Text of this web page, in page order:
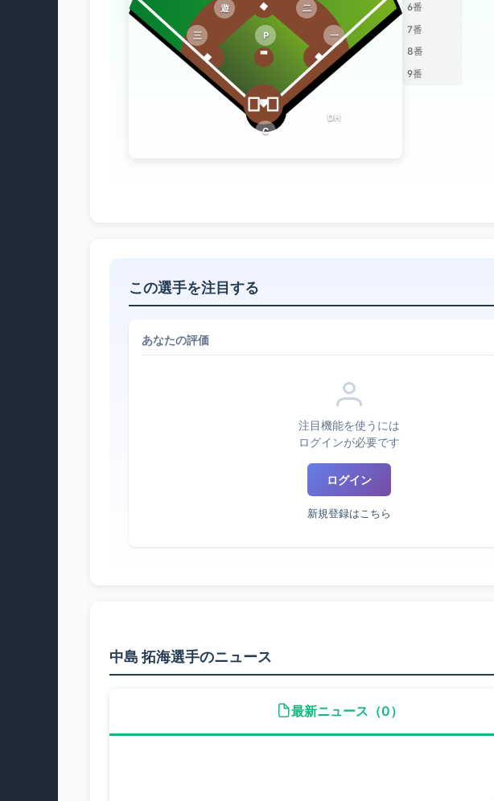
P
C
一
二
三
遊
DH
6番
7番
8番
9番
この選手を注目する
あなたの評価
注目機能を使うには
ログインが必要です
ログイン
新規登録はこちら
中島 拓海選手のニュース
最新ニュース（0）